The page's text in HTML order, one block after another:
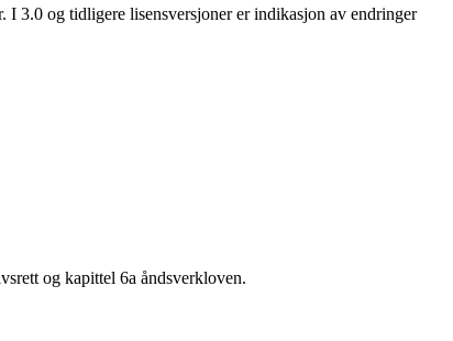
3.0 og tidligere lisensversjoner er indikasjon av endringer
og kapittel 6a åndsverkloven.